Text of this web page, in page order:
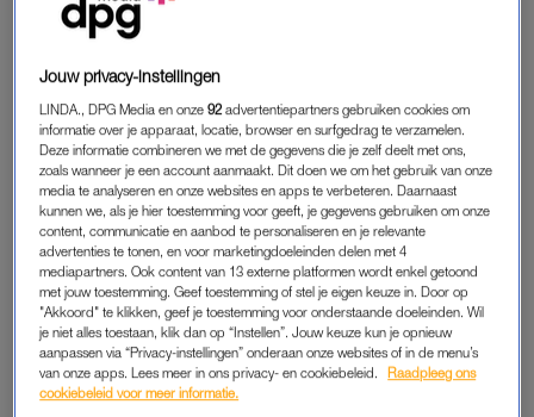
Harmke zorgt ervoor dat Piet zich weer wil openstellen voor de
liefde. Wanneer ze toevallig samen in de lift staan, raapt Piet al
zijn moed bij elkaar om te vragen of ze een keer koffie wil
drinken. “Dat moet ik eerst overleggen met mijn kinderen”,
was het antwoord van Harmke. Voor Harmke kwam het
namelijk compleet onverwacht. “Ik had er zelf nog nooit aan
gedacht”, geeft ze toe.
EERSTE AFSPRAAKJE
Zo gezegd, zo gedaan. Na een klein overleg met haar
kinderen geeft Harmke Piet toestemming om langs te komen
op dekoffie. “Op zondagavond ging ik naar haar toe, maar ik
durfde niet meteen aan te bellen. Ik ben toen eerst rondom de
Jouw privacy-instellingen
LINDA., DPG Media en onze92 advertentiepartners gebruiken cookies om
informatie over je apparaat, locatie, browser en surfgedrag te verzamelen.
Deze informatie combineren we met de gegevens die je zelf deelt met ons,
zoals wanneer je een account aanmaakt. Dit doen we om het gebruik van onze
media te analyseren en onze websites en apps te verbeteren. Daarnaast
kunnen we, als je hier toestemming voor geeft, je gegevens gebruiken om onze
content, communicatie en aanbod te personaliseren en je relevante
advertenties te tonen, en voor marketingdoeleinden delen met 4
mediapartners. Ook content van 13 externe platformen wordt enkel getoond
met jouw toestemming. Geef toestemming of stel je eigen keuze in. Door op
"Akkoord" te klikken, geef je toestemming voor onderstaande doeleinden. Wil
je niet alles toestaan, klik dan op “Instellen”. Jouw keuze kun je opnieuw
aanpassen via “Privacy-instellingen” onderaan onze websites of in de menu’s
van onze apps. Lees meer in ons privacy- en cookiebeleid.
Raadpleeg ons
cookiebeleid voor meer informatie.